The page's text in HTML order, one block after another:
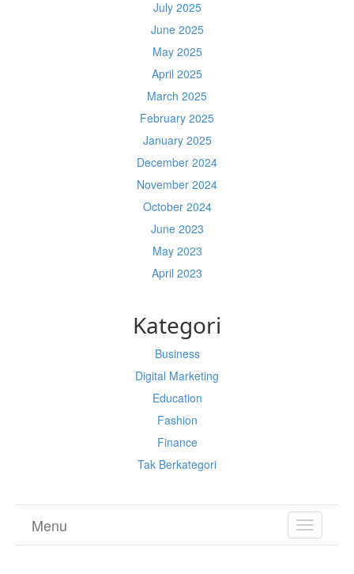
July 2025
June 2025
May 2025
April 2025
March 2025
February 2025
January 2025
December 2024
November 2024
October 2024
June 2023
May 2023
April 2023
Kategori
Business
Digital Marketing
Education
Fashion
Finance
Tak Berkategori
TOGGLE
Menu